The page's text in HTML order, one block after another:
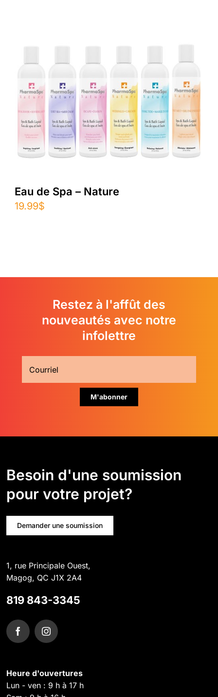
Eau de Spa – Nature
19.99$
Restez à l'affût des
nouveautés avec notre
infolettre
Besoin d'une soumission
pour votre projet?
Demander une soumission
1, rue Principale Ouest,
Magog, QC J1X 2A4
819 843-3345
Heure d'ouvertures
Lun - ven : 9 h à 17 h